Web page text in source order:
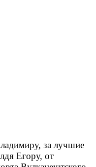
за лучшие
Егору, от